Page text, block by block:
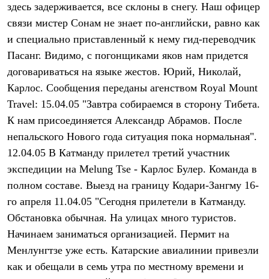
Женская одежда
Утепленная пухом
Жилеты
Утепленная синтетикой
Брюки
Штормовая одежда
Куртки
Софтшелл одежда
Куртки
Брюки
Рубашки
Футболки
Брюки
Термобелье
Теплое термобелье
Среднее термобелье
Легкое термобелье
Флисовая одежда
здесь задерживается, все склоны в снегу. Наш офицер
связи мистер Сонам не знает по-английски, равно как
и специально приставленный к нему гид-переводчик
Пасанг. Видимо, с погонщиками яков нам придется
договариваться на языке жестов. Юрий, Николай,
Карлос. Сообщения переданы агенством Royal Mount
Travel: 15.04.05 "Завтра собираемся в сторону Тибета.
К нам присоединяется Александр Абрамов. После
непальского Нового года ситуация пока нормальная".
12.04.05 В Катманду прилетел третий участник
экспедиции на Melung Tse - Карлос Булер. Команда в
полном составе. Выезд на границу Кодари-Зангму 16-
го апреля 11.04.05 "Сегодня прилетели в Катманду.
Обстановка обычная. На улицах много туристов.
Начинаем заниматься организацией. Пермит на
Менлунгтзе уже есть. Катарские авиалинии привезли
как и обещали в семь утра по местному времени и